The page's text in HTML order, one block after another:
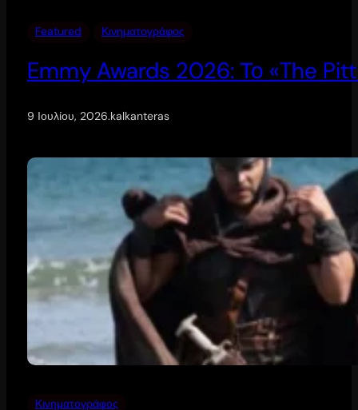
Featured Κινηματογράφος
Emmy Awards 2026: Το «The
9 Ιουλίου, 2026.kalkanteras
Κινηματογράφος